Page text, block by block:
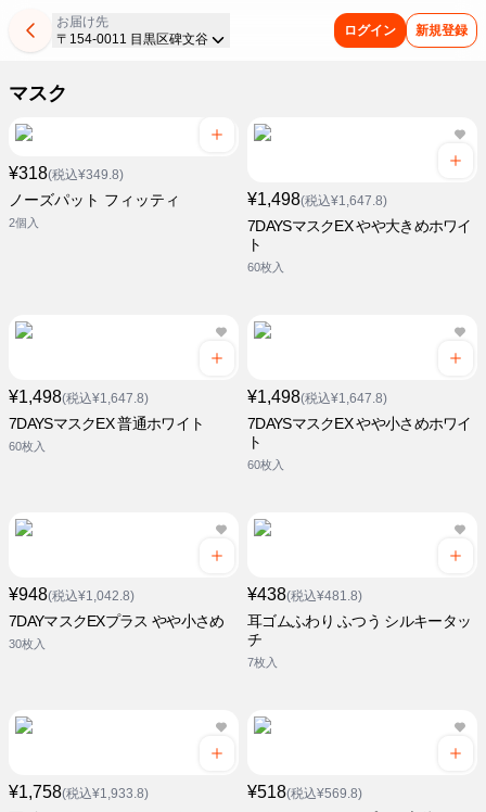
お届け先
〒154-0011 目黒区碑文谷
ログイン 新規登録
マスク
¥318(税込¥349.8)
ノーズパット フィッティ
2個入
¥1,498(税込¥1,647.8)
7DAYSマスクEX やや大きめホワイ
ト
60枚入
¥1,498(税込¥1,647.8)
7DAYSマスクEX 普通ホワイト
60枚入
¥1,498(税込¥1,647.8)
7DAYSマスクEX やや小さめホワイ
ト
60枚入
¥948(税込¥1,042.8)
7DAYマスクEXプラス やや小さめ
30枚入
¥438(税込¥481.8)
耳ゴムふわり ふつう シルキータッ
チ
7枚入
¥1,758(税込¥1,933.8) ¥518(税込¥569.8)